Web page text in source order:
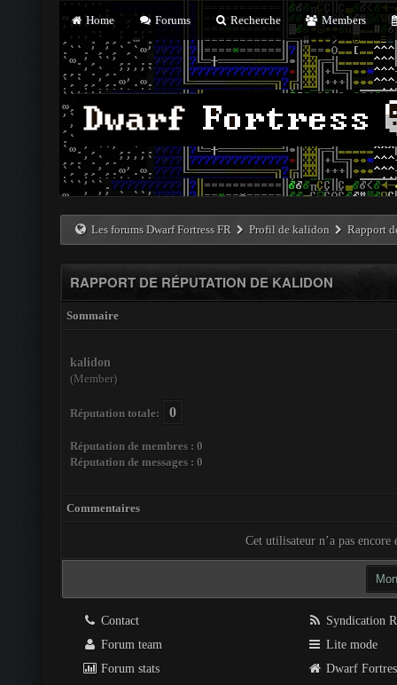
Home Forums Recherche Members
Les forums Dwarf Fortress FR Profil de kalidon Rapport
RAPPORT DE RÉPUTATION DE KALIDON
Sommaire
kalidon
(Member)
Réputation totale: 0
Réputation de membres : 0
Réputation de messages : 0
Commentaires
Cet utilisateur n’a pas encore
Contact
Forum team
Forum stats
Syndication
Lite mode
Dwarf